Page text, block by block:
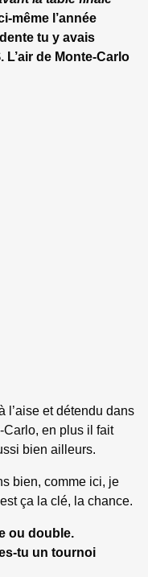
même l’année
tu y avais
L’air de Monte-Carlo
l’aise et détendu dans
Carlo, en plus il fait
bien ailleurs.
bien, comme ici, je
ça la clé, la chance.
ou double.
tu un tournoi